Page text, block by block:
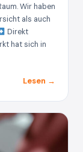
Wir haben
als auch
Direkt
hat sich in
Lesen →